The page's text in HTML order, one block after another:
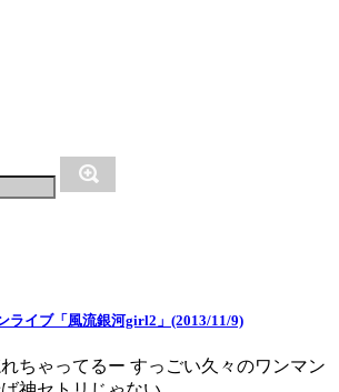
ライブ「風流銀河girl2」(2013/11/9)
ちゃってるー すっごい久々のワンマン